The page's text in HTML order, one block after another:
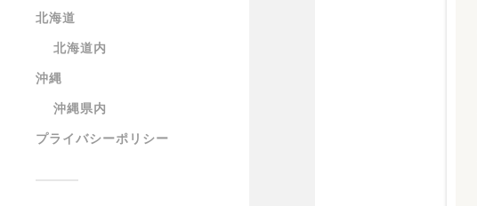
北海道
北海道内
沖縄
沖縄県内
プライバシーポリシー